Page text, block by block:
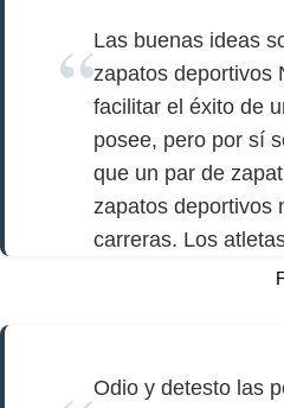
Las buenas ideas
zapatos deportivos
facilitar el éxito de
posee, pero por sí
que un par de
zapatos deportivos
carreras. Los
Odio y detesto las